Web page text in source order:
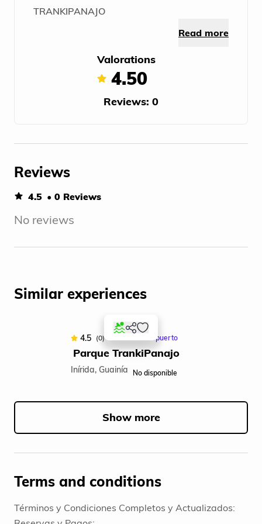
TRANKIPANAJO
Read more
Valorations
4.50
Reviews: 0
Reviews
4.5 • 0 Reviews
No reviews
Similar experiences
4.5 (0) • Desde: Aeropuerto
Parque TrankiPanajo
Inírida, Guainía No disponible
1
5
Show more
Terms and conditions
Términos y Condiciones Completos y Actualizados: